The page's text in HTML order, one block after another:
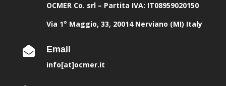
OCMER Co. srl – Partita IVA: IT08959020150
Via 1° Maggio, 33, 20014 Nerviano (MI) Italy
 Email
info[at]ocmer.it